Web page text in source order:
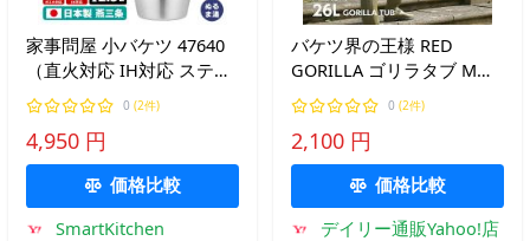
家事問屋 小バケツ 47640
（直火対応 IH対応 ステン
レス製 煮沸消毒 つけ置き
洗い 布巾洗い 掃除用 燕三
条）
0 (2件)
4,950 円
価格比較
SmartKitchen
バケツ界の王様 RED
GORILLA ゴリラタブ Mサ
イズ 26L バケツ界の王様
ランドリー 洗濯かご バス
ケット 人気 海外 おしゃれ
GORILLATUB Msize レッド
0 (2件)
2,100 円
価格比較
デイリー通販Yahoo!店